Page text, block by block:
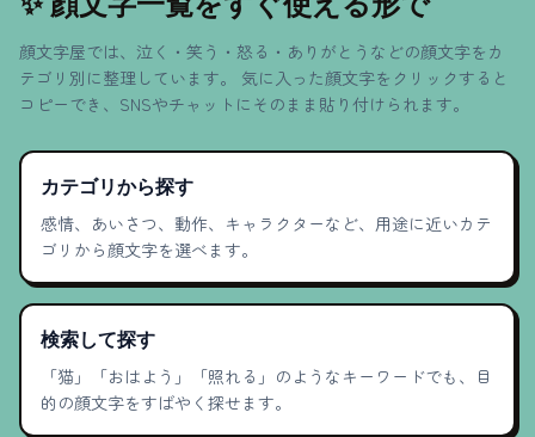
顔文字屋では、泣く・笑う・怒る・ありがとうなどの顔文字をカ
テゴリ別に整理しています。 気に入った顔文字をクリックすると
コピーでき、SNSやチャットにそのまま貼り付けられます。
カテゴリから探す
感情、あいさつ、動作、キャラクターなど、用途に近いカテ
ゴリから顔文字を選べます。
検索して探す
「猫」「おはよう」「照れる」のようなキーワードでも、目
的の顔文字をすばやく探せます。